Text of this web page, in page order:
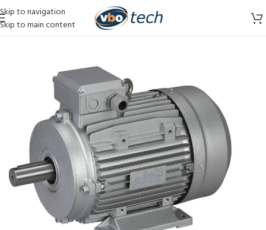
Skip to navigation
Skip to main content